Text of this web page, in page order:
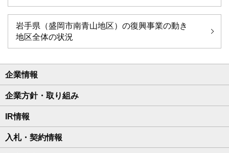
岩手県（盛岡市南青山地区）の復興事業の動き
地区全体の状況
企業情報
企業方針・取り組み
IR情報
入札・契約情報